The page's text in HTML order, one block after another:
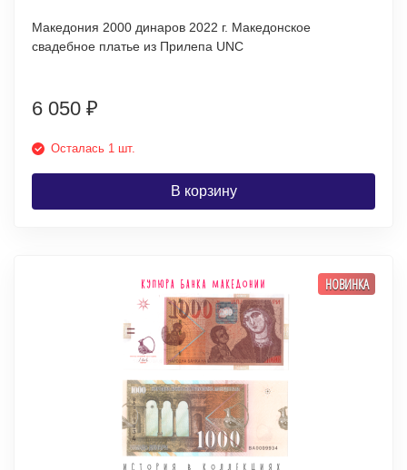
Македония 2000 динаров 2022 г. Македонское
свадебное платье из Прилепа UNC
6 050 ₽
Осталась 1 шт.
В корзину
НОВИНКА